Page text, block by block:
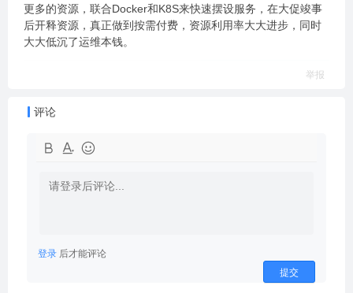
更多的资源，联合Docker和K8S来快速摆设服务，在大促竣事
后开释资源，真正做到按需付费，资源利用率大大进步，同时
大大低沉了运维本钱。
举报
评论
登录 后才能评论
提交